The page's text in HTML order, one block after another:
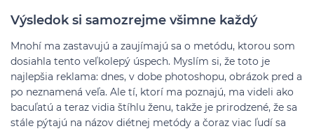
Výsledok si samozrejme všimne každý
Mnohí ma zastavujú a zaujímajú sa o metódu, ktorou som
dosiahla tento veľkolepý úspech. Myslím si, že toto je
najlepšia reklama: dnes, v dobe photoshopu, obrázok pred a
po neznamená veľa. Ale tí, ktorí ma poznajú, ma videli ako
bacuľatú a teraz vidia štíhlu ženu, takže je prirodzené, že sa
stále pýtajú na názov diétnej metódy a čoraz viac ľudí sa